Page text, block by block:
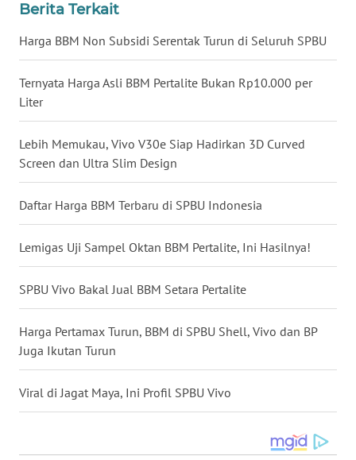
Berita Terkait
Harga BBM Non Subsidi Serentak Turun di Seluruh SPBU
Ternyata Harga Asli BBM Pertalite Bukan Rp10.000 per
Liter
Lebih Memukau, Vivo V30e Siap Hadirkan 3D Curved
Screen dan Ultra Slim Design
Daftar Harga BBM Terbaru di SPBU Indonesia
Lemigas Uji Sampel Oktan BBM Pertalite, Ini Hasilnya!
SPBU Vivo Bakal Jual BBM Setara Pertalite
Harga Pertamax Turun, BBM di SPBU Shell, Vivo dan BP
Juga Ikutan Turun
Viral di Jagat Maya, Ini Profil SPBU Vivo
BEKASI
WN
WN
DEPOK
WN
TAPANULI
UTARA
WN
SAMOSIR
LAWAS
SUMEDANG
CIANJUR